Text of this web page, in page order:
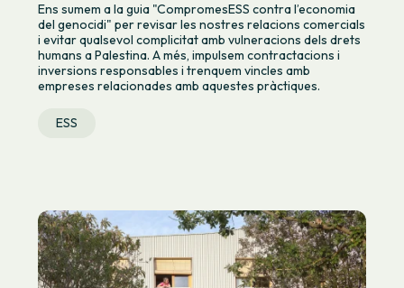
Ens sumem a la guia "CompromesESS contra l’economia
del genocidi" per revisar les nostres relacions comercials
i evitar qualsevol complicitat amb vulneracions dels drets
humans a Palestina. A més, impulsem contractacions i
inversions responsables i trenquem vincles amb
empreses relacionades amb aquestes pràctiques.
ESS